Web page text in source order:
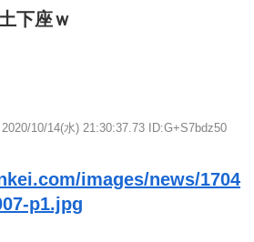
下座ｗ
2020/10/14(水) 21:30:37.73 ID:G+S7bdz50
images/news/1704
p1.jpg